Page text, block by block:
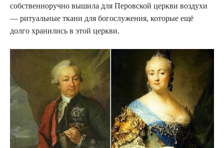
собственноручно вышила для Перовской церкви воздухи
— ритуальные ткани для богослужения, которые ещё
долго хранились в этой церкви.